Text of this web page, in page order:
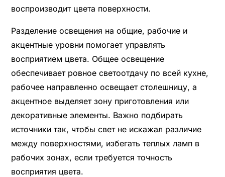
воспроизводит цвета поверхности.
Разделение освещения на общие, рабочие и
акцентные уровни помогает управлять
восприятием цвета. Общее освещение
обеспечивает ровное светоотдачу по всей кухне,
рабочее направленно освещает столешницу, а
акцентное выделяет зону приготовления или
декоративные элементы. Важно подбирать
источники так, чтобы свет не искажал различие
между поверхностями, избегать теплых ламп в
рабочих зонах, если требуется точность
восприятия цвета.